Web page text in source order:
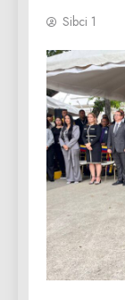
Sibci 1